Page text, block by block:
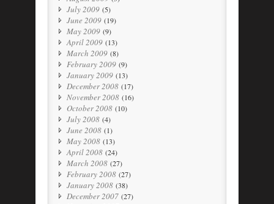
July 2009 (5)
June 2009 (19)
May 2009 (9)
April 2009 (13)
March 2009 (8)
February 2009 (9)
January 2009 (13)
December 2008 (17)
November 2008 (16)
October 2008 (10)
July 2008 (4)
June 2008 (1)
May 2008 (13)
April 2008 (24)
March 2008 (27)
February 2008 (27)
January 2008 (38)
December 2007 (27)